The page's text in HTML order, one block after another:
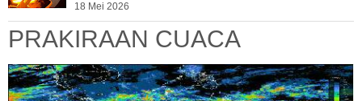
18 Mei 2026
PRAKIRAAN CUACA